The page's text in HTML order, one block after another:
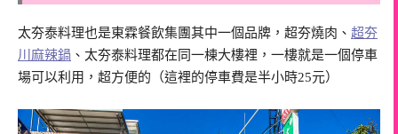
太夯泰料理也是東霖餐飲集團其中一個品牌，超夯燒肉、 超夯
川麻辣鍋 、太夯泰料理都在同一棟大樓裡，一樓就是一個停車
場可以利用，超方便的（這裡的停車費是半小時25元）